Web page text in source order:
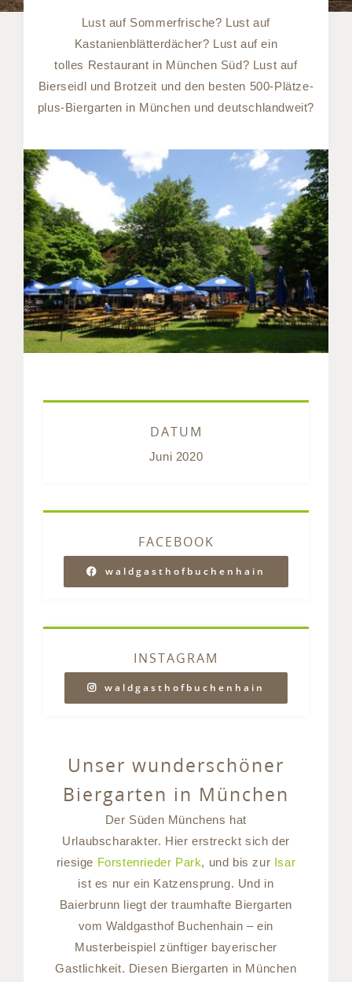
Lust auf Sommerfrische? Lust auf
Kastanienblätterdächer? Lust auf ein
tolles Restaurant in München Süd? Lust auf
Bierseidl und Brotzeit und den besten 500-Plätze-
plus-Biergarten in München und deutschlandweit?
DATUM
Juni 2020
FACEBOOK
waldgasthofbuchenhain
INSTAGRAM
waldgasthofbuchenhain
Unser wunderschöner
Biergarten in München
Der Süden Münchens hat
Urlaubscharakter. Hier erstreckt sich der
riesige Forstenrieder Park, und bis zur Isar
ist es nur ein Katzensprung. Und in
Baierbrunn liegt der traumhafte Biergarten
vom Waldgasthof Buchenhain – ein
Musterbeispiel zünftiger bayerischer
Gastlichkeit. Diesen Biergarten in München